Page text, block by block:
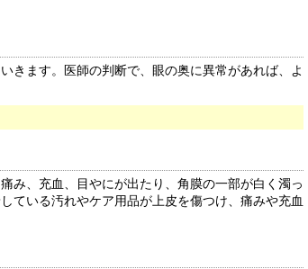
きます。医師の判断で、眼の奥に異常があれば、よ
み、充血、目やにが出たり、角膜の一部が白く濁っ
ている汚れやケア用品が上皮を傷つけ、痛みや充血